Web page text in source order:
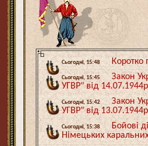
Сьогодні, 15:48 Коротко
Сьогодні, 15:45
Закон
УГВР" від
Сьогодні, 15:42
Закон
УГВР" від
Сьогодні, 15:38
Бойові
Німецьких